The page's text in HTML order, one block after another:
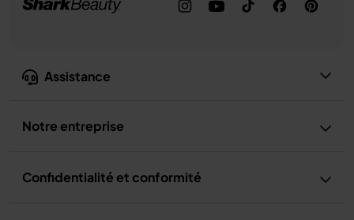
Assistance
Notre entreprise
Confidentialité et conformité